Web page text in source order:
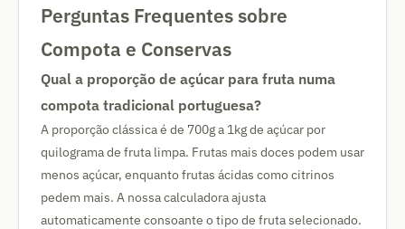
Perguntas Frequentes sobre
Compota e Conservas
Qual a proporção de açúcar para fruta numa
compota tradicional portuguesa?
A proporção clássica é de 700g a 1kg de açúcar por
quilograma de fruta limpa. Frutas mais doces podem usar
menos açúcar, enquanto frutas ácidas como citrinos
pedem mais. A nossa calculadora ajusta
automaticamente consoante o tipo de fruta selecionado.